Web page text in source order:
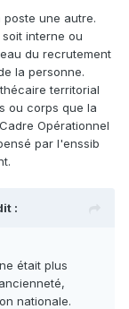
une autre.
interne ou
du recrutement
la personne.
territorial
ou corps que la
Opérationnel
par l'enssib
:
était plus
nationale.